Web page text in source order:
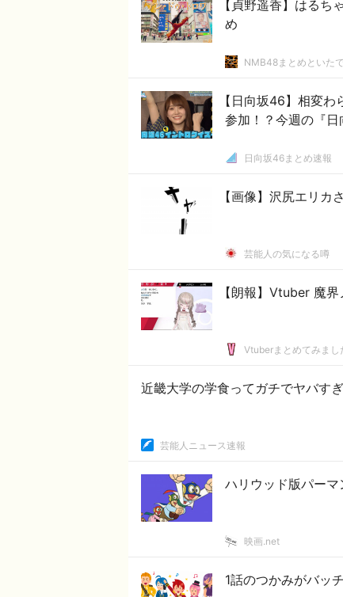
【貞野遥香】はる
め
NMB48まとめといた
【日向坂46】相変
参加！？今週の『日
日向坂46まとめ速報
【画像】沢尻エリカ
芸能人の気になる噂
【朗報】Vtuber 魔
Vtuberまとめてみまし
近畿大学の学食ってガチでヤバす
芸能人ニュース速報
ハリウッド版パー
映画.net
1話のつかみがバッ